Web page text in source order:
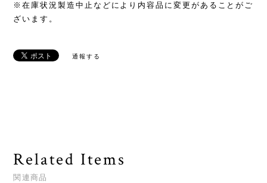
※在庫状況製造中止などにより内容品に変更があることがご
ざいます。
通報する
Related Items
関連商品